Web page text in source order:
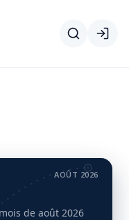
AOÛT 2026
de août 2026